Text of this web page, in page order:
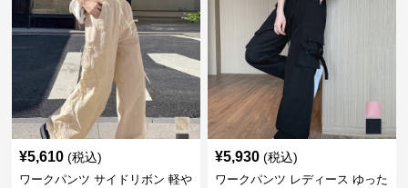
¥5,610 (税込)
ワークパンツ サイドリボン 軽や
¥5,930 (税込)
ワークパンツ レディース ゆった